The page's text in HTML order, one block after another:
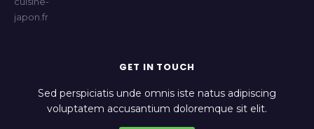
GET IN TOUCH
Sed perspiciatis unde omnis iste natus adipiscing
voluptatem accusantium doloremque sit elit.